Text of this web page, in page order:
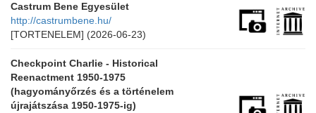
Castrum Bene Egyesület
http://castrumbene.hu/
[TORTENELEM] (2026-06-23)
Checkpoint Charlie - Historical
Reenactment 1950-1975
(hagyományőrzés és a történelem
újrajátszása 1950-1975-ig)